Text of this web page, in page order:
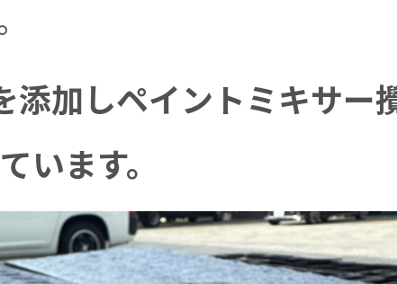
添加しペイントミキサー
います。